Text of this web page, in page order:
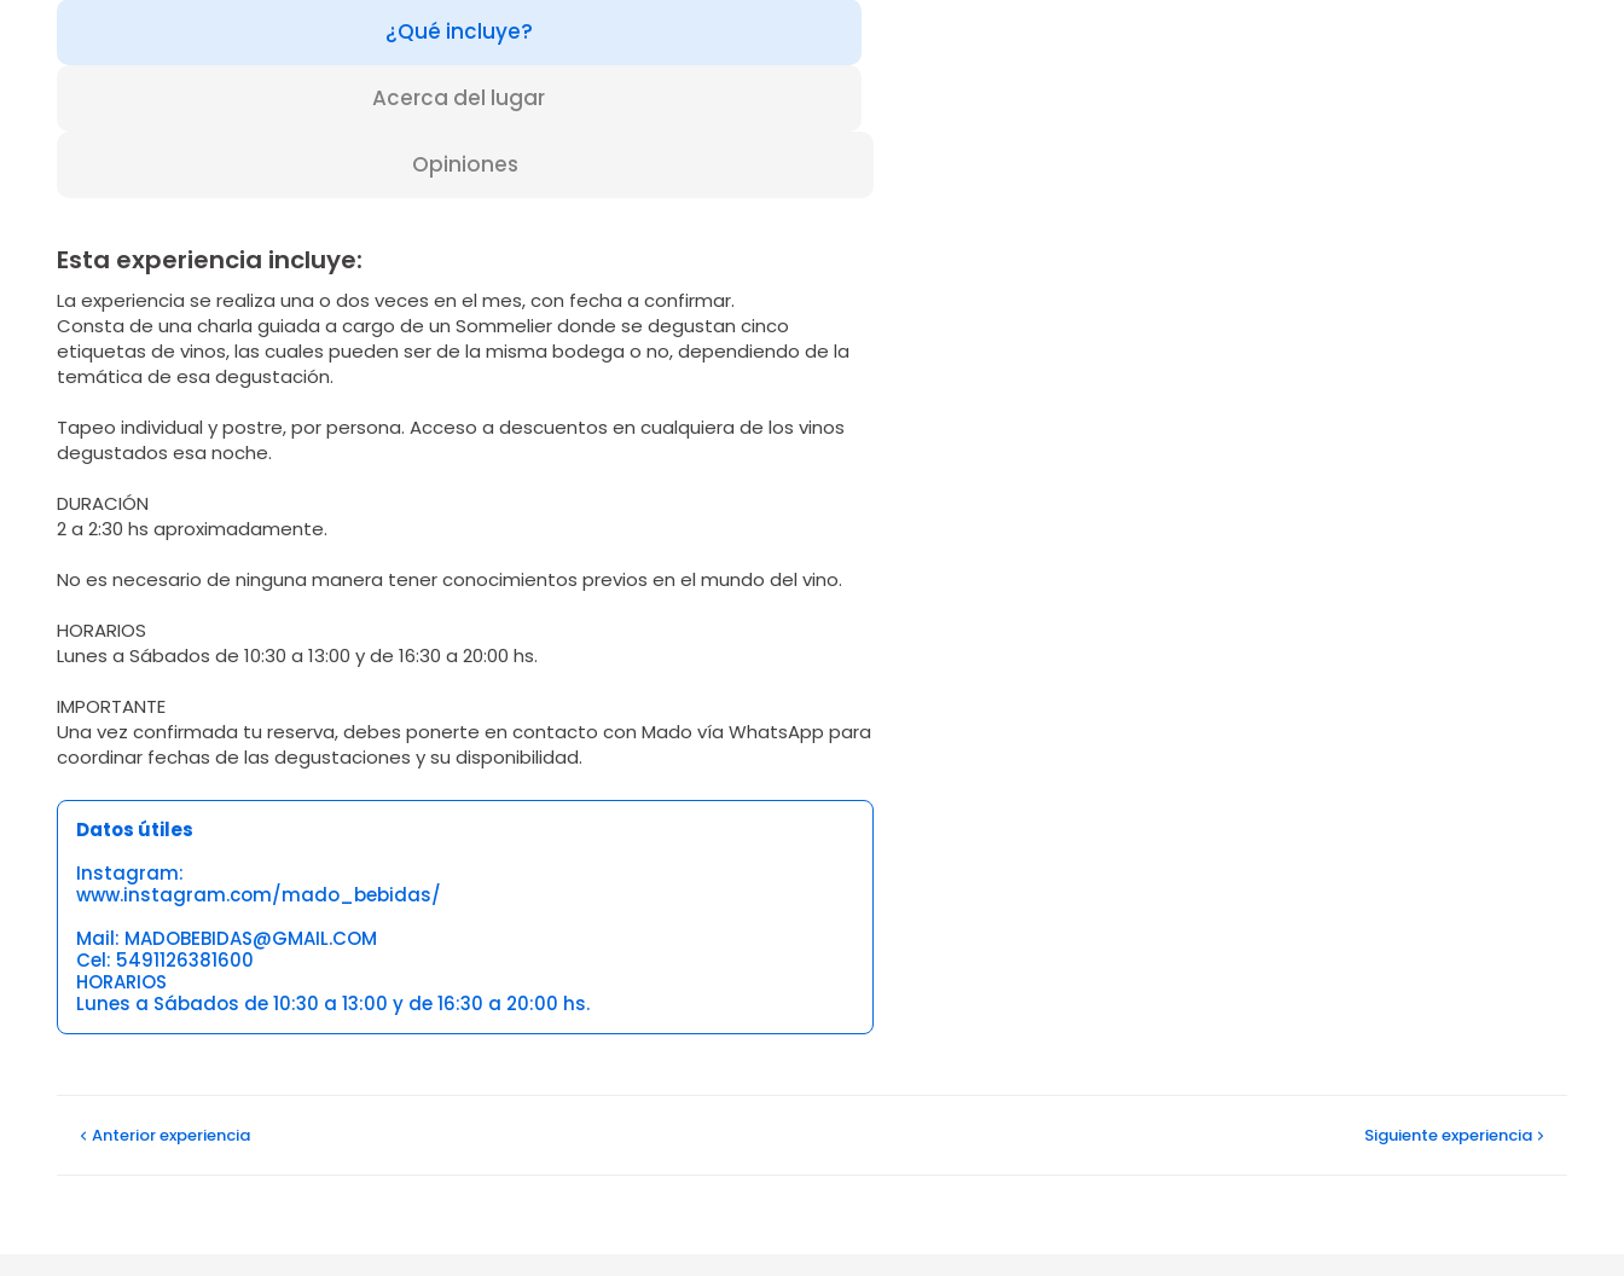
¿Qué incluye?
Acerca del lugar
Opiniones
Esta experiencia incluye:
La experiencia se realiza una o dos veces en el mes, con fecha a confirmar.
Consta de una charla guiada a cargo de un Sommelier donde se degustan cinco
etiquetas de vinos, las cuales pueden ser de la misma bodega o no, dependiendo de la
temática de esa degustación.
Tapeo individual y postre, por persona. Acceso a descuentos en cualquiera de los vinos
degustados esa noche.
DURACIÓN
2 a 2:30 hs aproximadamente.
No es necesario de ninguna manera tener conocimientos previos en el mundo del vino.
HORARIOS
Lunes a Sábados de 10:30 a 13:00 y de 16:30 a 20:00 hs.
IMPORTANTE
Una vez confirmada tu reserva, debes ponerte en contacto con Mado vía WhatsApp para
coordinar fechas de las degustaciones y su disponibilidad.
Datos útiles
Instagram:
www.instagram.com/mado_bebidas/
Mail: MADOBEBIDAS@GMAIL.COM
Cel: 5491126381600
HORARIOS
Lunes a Sábados de 10:30 a 13:00 y de 16:30 a 20:00 hs.
Anteriorexperiencia Siguienteexperiencia